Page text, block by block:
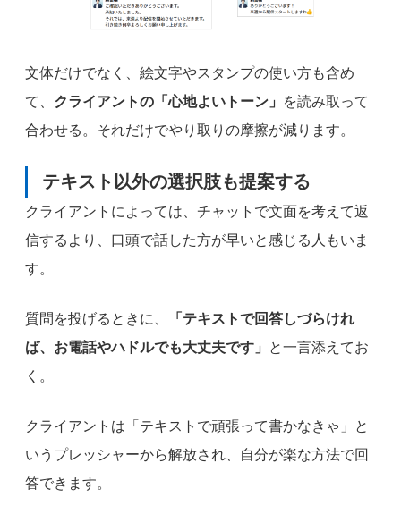
文体だけでなく、絵文字やスタンプの使い方も含め
て、 クライアントの「心地よいトーン」
を読み取って
合わせる。それだけでやり取りの摩擦が減ります。
テキスト以外の選択肢も提案する
クライアントによっては、チャットで文面を考えて返
信するより、口頭で話した方が早いと感じる人もいま
す。
質問を投げるときに、
「テキストで回答しづらけれ
ば、お電話やハドルでも大丈夫です」
と一言添えてお
く。
クライアントは「テキストで頑張って書かなきゃ」と
いうプレッシャーから解放され、自分が楽な方法で回
答できます。